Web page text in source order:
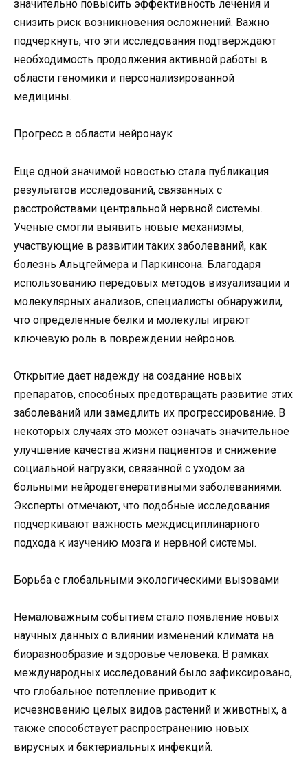
значительно повысить эффективность лечения и
снизить риск возникновения осложнений. Важно
подчеркнуть, что эти исследования подтверждают
необходимость продолжения активной работы в
области геномики и персонализированной
медицины.
Прогресс в области нейронаук
Еще одной значимой новостью стала публикация
результатов исследований, связанных с
расстройствами центральной нервной системы.
Ученые смогли выявить новые механизмы,
участвующие в развитии таких заболеваний, как
болезнь Альцгеймера и Паркинсона. Благодаря
использованию передовых методов визуализации и
молекулярных анализов, специалисты обнаружили,
что определенные белки и молекулы играют
ключевую роль в повреждении нейронов.
Открытие дает надежду на создание новых
препаратов, способных предотвращать развитие этих
заболеваний или замедлить их прогрессирование. В
некоторых случаях это может означать значительное
улучшение качества жизни пациентов и снижение
социальной нагрузки, связанной с уходом за
больными нейродегенеративными заболеваниями.
Эксперты отмечают, что подобные исследования
подчеркивают важность междисциплинарного
подхода к изучению мозга и нервной системы.
Борьба с глобальными экологическими вызовами
Немаловажным событием стало появление новых
научных данных о влиянии изменений климата на
биоразнообразие и здоровье человека. В рамках
международных исследований было зафиксировано,
что глобальное потепление приводит к
исчезновению целых видов растений и животных, а
также способствует распространению новых
вирусных и бактериальных инфекций.